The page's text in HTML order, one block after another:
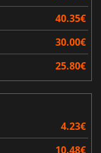
40.35€
30.00€
25.80€
4.23€
10.48€